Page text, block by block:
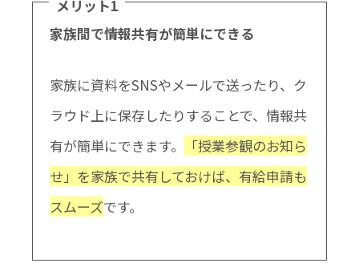
メリット1
家族間で情報共有が簡単にできる
家族に資料をSNSやメールで送ったり、ク
ラウド上に保存したりすることで、情報共
有が簡単にできます。
「授業参観のお知ら
せ」を家族で共有しておけば、有給申請も
スムーズです。